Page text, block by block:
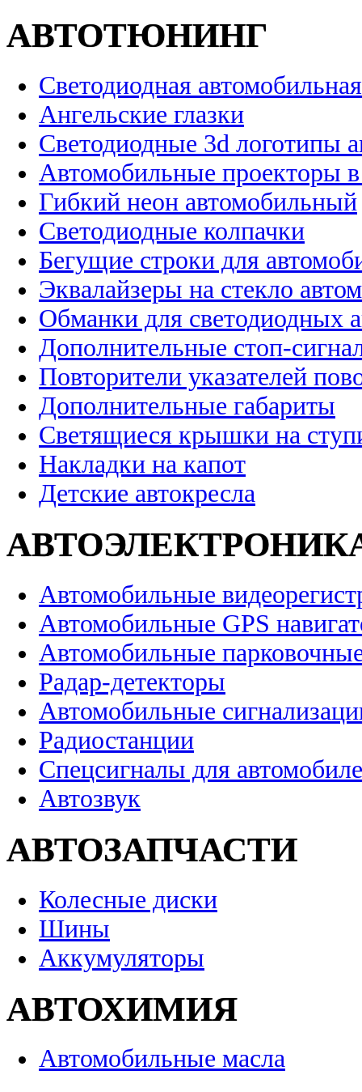
АВТОТЮНИНГ
Светодиодная
Ангельские глазки
Светодиодные 3d логотипы
Автомобильные проекторы
Гибкий неон автомобильный
Светодиодные колпачки
Бегущие строки для
Эквалайзеры на стекло
Обманки для светодиодных
Дополнительные стоп-
Повторители указателей
Дополнительные габариты
Светящиеся крышки на
Накладки на капот
Детские автокресла
Автомобильные
Автомобильные GPS
Автомобильные
Радар-детекторы
Автомобильные
Радиостанции
Спецсигналы для
Автозвук
АВТОЗАПЧАСТИ
Колесные диски
Шины
Аккумуляторы
АВТОХИМИЯ
Автомобильные масла